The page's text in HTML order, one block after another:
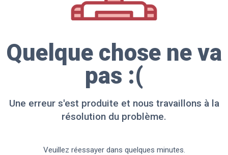
Quelque chose ne va
pas :(
Une erreur s'est produite et nous travaillons à la
résolution du problème.
Veuillez réessayer dans quelques minutes.